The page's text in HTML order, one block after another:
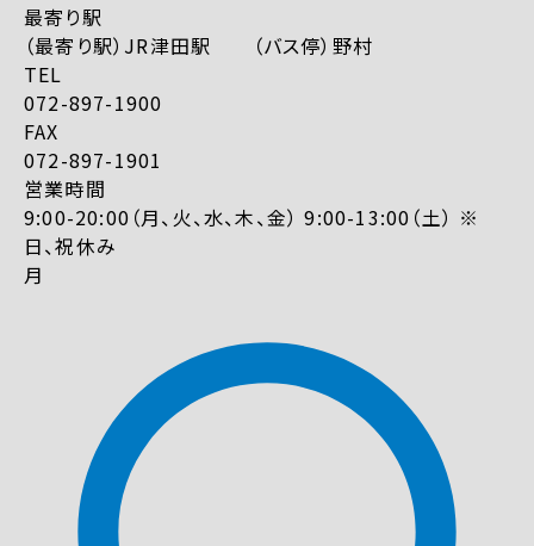
最寄り駅
（最寄り駅）JR津田駅 （バス停）野村
TEL
072-897-1900
FAX
072-897-1901
営業時間
9:00-20:00（月、火、水、木、金） 9:00-13:00（土） ※
日、祝休み
月